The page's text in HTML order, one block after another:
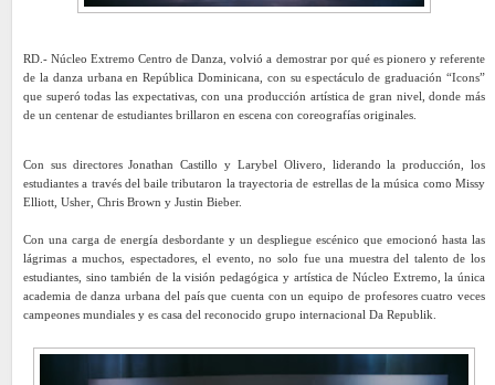
RD.- Núcleo Extremo Centro de Danza, volvió a demostrar por qué es pionero y referente
de la danza urbana en República Dominicana, con su espectáculo de graduación “Icons”
que superó todas las expectativas, con una producción artística de gran nivel, donde más
de un centenar de estudiantes brillaron en escena con coreografías originales.
Con sus directores Jonathan Castillo y Larybel Olivero, liderando la producción, los
estudiantes a través del baile tributaron la trayectoria de estrellas de la música como Missy
Elliott, Usher, Chris Brown y Justin Bieber.
Con una carga de energía desbordante y un despliegue escénico que emocionó hasta las
lágrimas a muchos, espectadores, el evento, no solo fue una muestra del talento de los
estudiantes, sino también de la visión pedagógica y artística de Núcleo Extremo, la única
academia de danza urbana del país que cuenta con un equipo de profesores cuatro veces
campeones mundiales y es casa del reconocido grupo internacional Da Republik.